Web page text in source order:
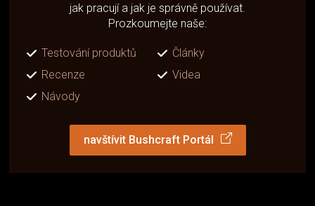
jak pracují a jak je správně používat.
Prozkoumejte naše:
Testování produktů
Články
Recenze
Videa
Návody
navštívit Bushcraft Portál